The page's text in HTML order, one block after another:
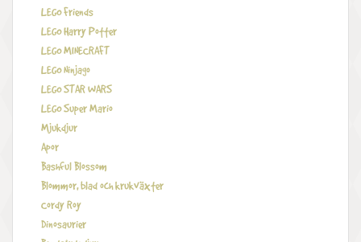
LEGO Friends
LEGO Harry Potter
LEGO MINECRAFT
LEGO Ninjago
LEGO STAR WARS
LEGO Super Mario
Mjukdjur
Apor
Bashful Blossom
Blommor, blad och krukväxter
Cordy Roy
Dinosaurier